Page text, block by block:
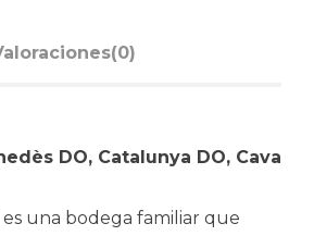
DO, Catalunya DO, Cava
una bodega familiar que